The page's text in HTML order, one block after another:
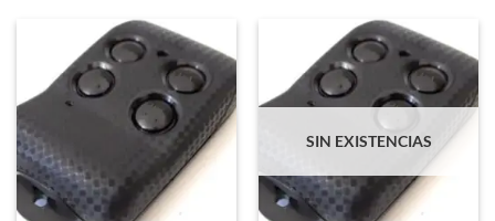
SIN EXISTENCIAS